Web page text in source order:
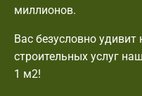
миллионов.
Вас безусловно удивит
строительных услуг
1 м2!